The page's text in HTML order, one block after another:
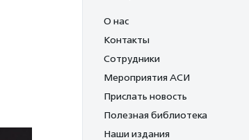
О нас
Контакты
Сотрудники
Мероприятия АСИ
Прислать новость
Полезная библиотека
Наши издания